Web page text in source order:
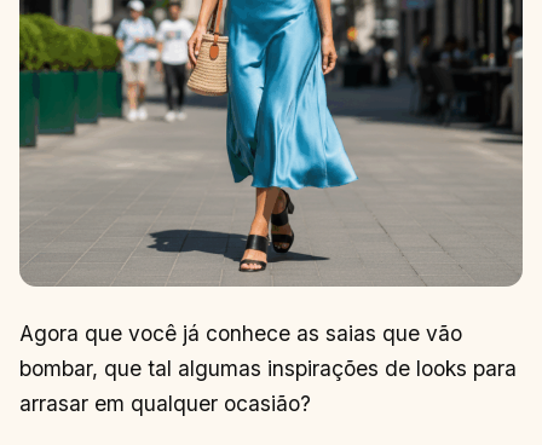
Agora que você já conhece as saias que vão
bombar, que tal algumas inspirações de looks para
arrasar em qualquer ocasião?